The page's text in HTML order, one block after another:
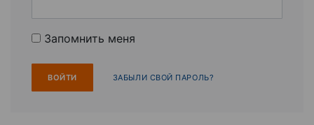
Запомнить меня
ЗАБЫЛИ СВОЙ ПАРОЛЬ?